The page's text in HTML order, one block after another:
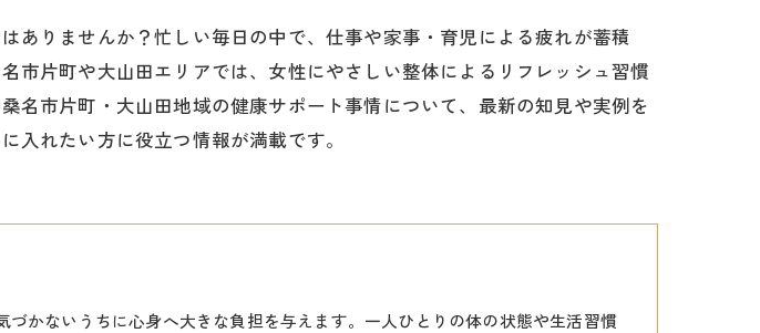
ありませんか？忙しい毎日の中で、仕事や家事・育児による疲れが蓄積
市片町や大山田エリアでは、女性にやさしい整体によるリフレッシュ習慣
名市片町・大山田地域の健康サポート事情について、最新の知見や実例を
入れたい方に役立つ情報が満載です。
かないうちに心身へ大きな負担を与えます。一人ひとりの体の状態や生活習慣